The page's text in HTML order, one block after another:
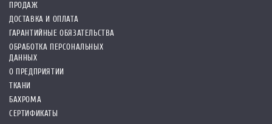
ПРОДАЖ
ДОСТАВКА И ОПЛАТА
ГАРАНТИЙНЫЕ ОБЯЗАТЕЛЬСТВА
ОБРАБОТКА ПЕРСОНАЛЬНЫХ
ДАННЫХ
О ПРЕДПРИЯТИИ
ТКАНИ
БАХРОМА
СЕРТИФИКАТЫ